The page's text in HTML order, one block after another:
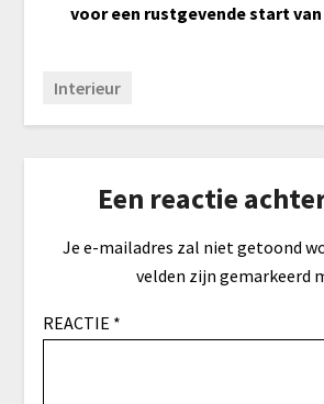
voor een rustgevende start van
Interieur
Een reactie
Je e-mailadres zal niet getoond
velden zijn gemarkeerd
REACTIE *